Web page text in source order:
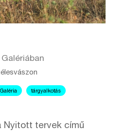
tárgyalkotás
Nyitott tervek című